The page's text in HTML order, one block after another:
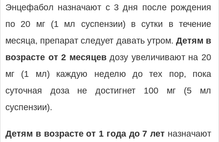
Энцефабол назначают с 3 дня после рождения
по 20 мг (1 мл суспензии) в сутки в течение
месяца, препарат следует давать утром. Детям в
возрасте от 2 месяцевдозу увеличивают на 20
мг (1 мл) каждую неделю до тех пор, пока
суточная доза не достигнет 100 мг (5 мл
суспензии).
Детям в возрасте от 1 года до 7 лет назначают